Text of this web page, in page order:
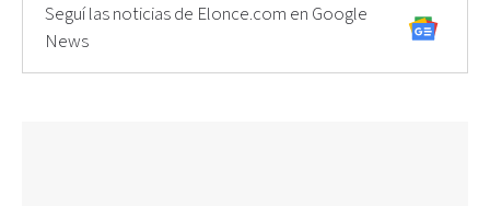
Seguí las noticias de Elonce.com en Google
News